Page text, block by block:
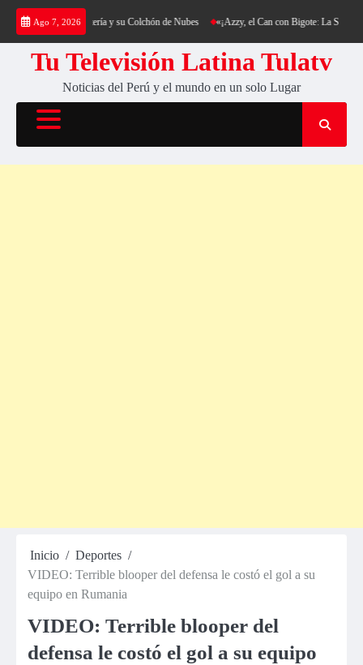
Saltar
contenido
Ago 7, 2026
al Cerro Cantería y su Colchón de Nubes «¡Azzy, el Can con Bigote: La Sensación
Tu Televisión Latina Tulatv
Noticias del Perú y el mundo en un solo Lugar
Inicio
Deportes
VIDEO: Terrible blooper del defensa le costó el gol a su
equipo en Rumania
VIDEO: Terrible blooper del
defensa le costó el gol a su equipo